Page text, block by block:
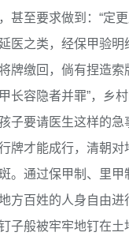
甚至要求做到：“定更
医之类，经保甲验明
牌缴回，倘有捏造索
长容隐者并罪”，乡
子要请医生这样的急
牌才能成行，清朝对
。通过保甲制、里甲
方百姓的人身自由进
子般被牢牢地钉在土